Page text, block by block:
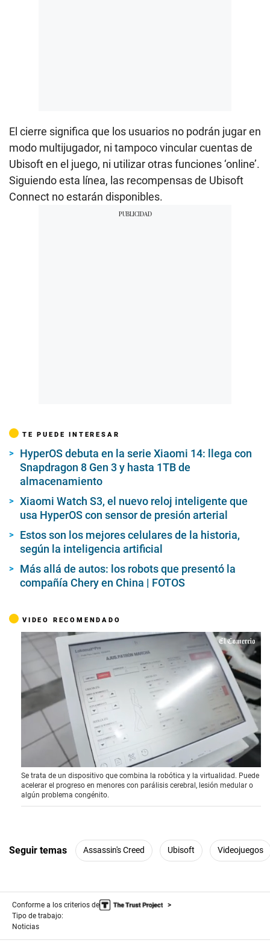
El cierre significa que los usuarios no podrán jugar en
modo multijugador, ni tampoco vincular cuentas de
Ubisoft en el juego, ni utilizar otras funciones ‘online’.
Siguiendo esta línea, las recompensas de Ubisoft
Connect no estarán disponibles.
TE PUEDE INTERESAR
HyperOS debuta en la serie Xiaomi 14: llega con
Snapdragon 8 Gen 3 y hasta 1TB de
almacenamiento
Xiaomi Watch S3, el nuevo reloj inteligente que
usa HyperOS con sensor de presión arterial
Estos son los mejores celulares de la historia,
según la inteligencia artificial
Más allá de autos: los robots que presentó la
compañía Chery en China | FOTOS
VIDEO RECOMENDADO
0
s
e
c
o
o
f
u
t
e
Se trata de un dispositivo que combina la robótica y la virtualidad. Puede
acelerar el progreso en menores con parálisis cerebral, lesión medular o
algún problema congénito.
Seguir temas Assassin's Creed Ubisoft Videojuegos
Conforme a los criterios de
Tipo de trabajo:
Noticias